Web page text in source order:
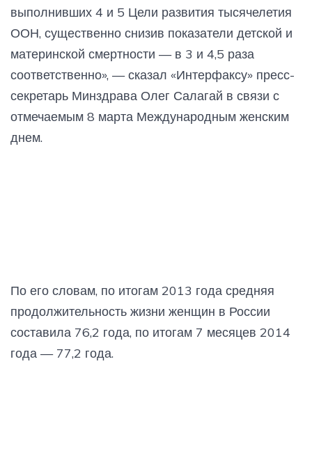
выполнивших 4 и 5 Цели развития тысячелетия
ООН, существенно снизив показатели детской и
материнской смертности — в 3 и 4,5 раза
соответственно», — сказал «Интерфаксу» пресс-
секретарь Минздрава Олег Салагай в связи с
отмечаемым 8 марта Международным женским
днем.
По его словам, по итогам 2013 года средняя
продолжительность жизни женщин в России
составила 76,2 года, по итогам 7 месяцев 2014
года — 77,2 года.